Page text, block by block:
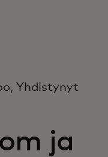
Yhdistynyt
ja